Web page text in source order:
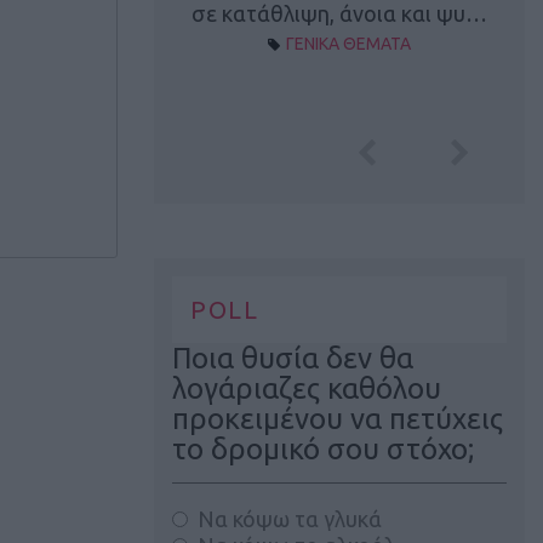
σε κατάθλιψη, άνοια και ψυ…
ΓΕΝΙΚΑ ΘΕΜΑΤΑ
POLL
Ποια θυσία δεν θα
λογάριαζες καθόλου
προκειμένου να πετύχεις
το δρομικό σου στόχο;
Να κόψω τα γλυκά